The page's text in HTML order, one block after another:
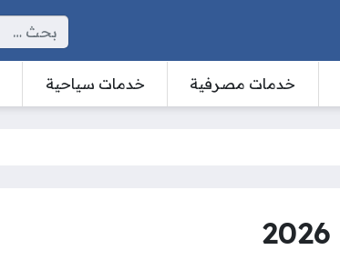
البحث عن:
خدمات مصرفية خدمات سياحية